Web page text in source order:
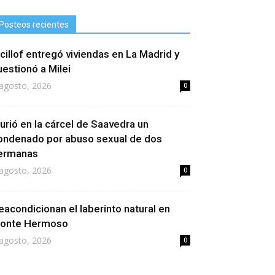
Posteos recientes
entregó viviendas en La Madrid y
a Milei
2026 0
en la cárcel de Saavedra un
por abuso sexual de dos
2026 0
el laberinto natural en
Hermoso
2026 0